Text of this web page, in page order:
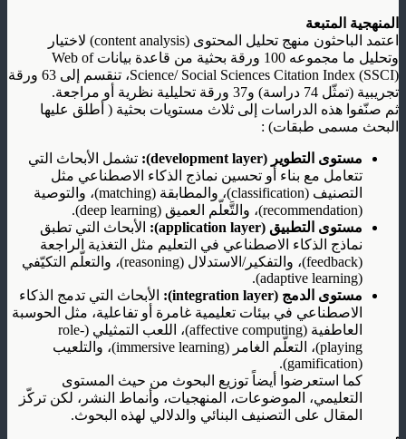
المنهجية المتبعة
اعتمد الباحثون منهج تحليل المحتوى (content analysis) لاختيار
وتحليل ما مجموعه 100 ورقة بحثية من قاعدة بيانات Web of
Science/ Social Sciences Citation Index (SSCI)، تنقسم إلى 63 ورقة
تجريبية (تمثّل 74 دراسة) و37 ورقة تحليلية نظرية أو مراجعة.
ثم صنّفوا هذه الدراسات إلى ثلاث مستويات بحثية ( أطلق عليها
البحث مسمى طبقات) :
مستوى التطوير (development layer):
تشمل الأبحاث التي
تتعامل مع بناء أو تحسين نماذج الذكاء الاصطناعي مثل
التصنيف (classification)، والمطابقة (matching)، والتوصية
(recommendation)، والتَّعلّم العميق (deep learning).
مستوى التطبيق (application layer):
الأبحاث التي تطبق
نماذج الذكاء الاصطناعي في التعليم مثل التغذية الراجعة
(feedback)، والتفكير/الاستدلال (reasoning)، والتعلّم التكيّفي
(adaptive learning).
مستوى الدمج (integration layer):
الأبحاث التي تدمج الذكاء
الاصطناعي في بيئات تعليمية غامرة أو تفاعلية، مثل الحوسبة
العاطفية (affective computing)، اللعب التمثيلي (role-
playing)، التعلّم الغامر (immersive learning)، والتلعيب
(gamification).
كما استعرضوا أيضاً توزيع البحوث من حيث المستوى
التعليمي، الموضوعات، المنهجيات، وأنماط النشر، لكن تركّز
المقال على التصنيف البنائي والدلالي لهذه البحوث.